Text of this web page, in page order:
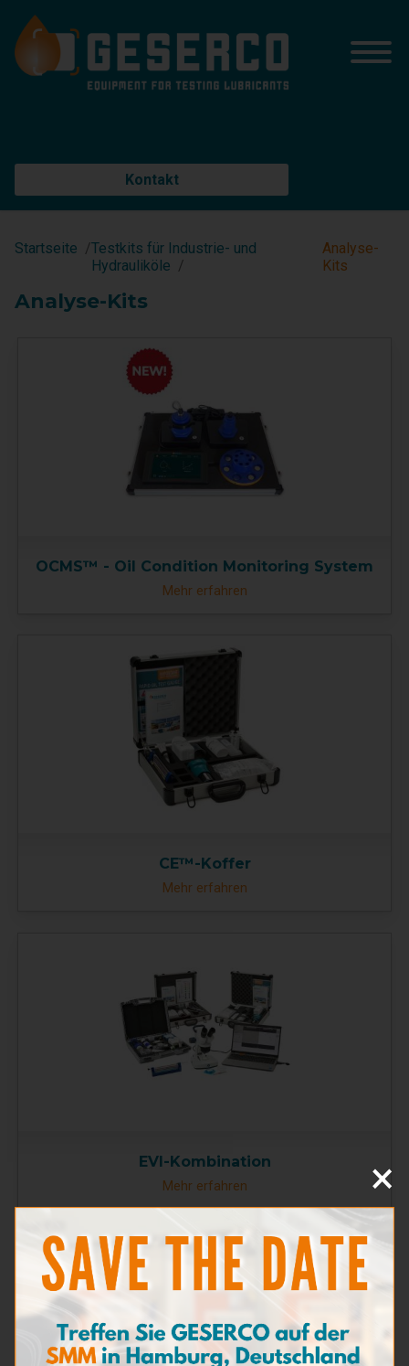
Kontakt
Startseite
Testkits für Industrie- und
Hydrauliköle
Analyse-
Kits
Analyse-Kits
OCMS™ - Oil Condition Monitoring System
Mehr erfahren
CE™-Koffer
Mehr erfahren
EVI-Kombination
Mehr erfahren ×